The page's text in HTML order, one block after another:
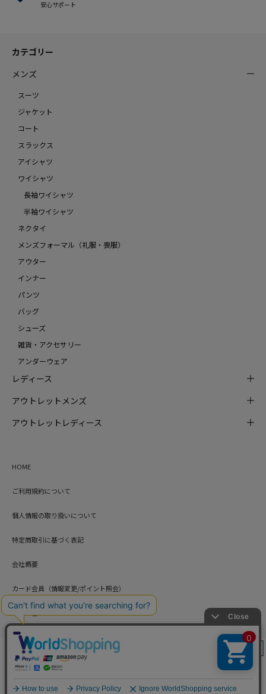
絞り込み
安心サポート
カテゴリー
メンズ
スーツ
ジャケット
コート
スラックス
アイシャツ
ワイシャツ
長袖ワイシャツ
半袖ワイシャツ
ネクタイ
メンズフォーマル（礼服・喪服）
アウター
インナー
パンツ
バッグ
シューズ
雑貨・アクセサリー
アンダーウェア
レディース
アウトレットメンズ
アウトレットレディース
HOME
ご利用規約について
個人情報の取り扱いについて
特定商取引に基づく表記
会社概要
カード会員（情報変更/ポイント照会）
Copyright © HARUYAMA TRADING CO.,LTD. All Rights Reserved.